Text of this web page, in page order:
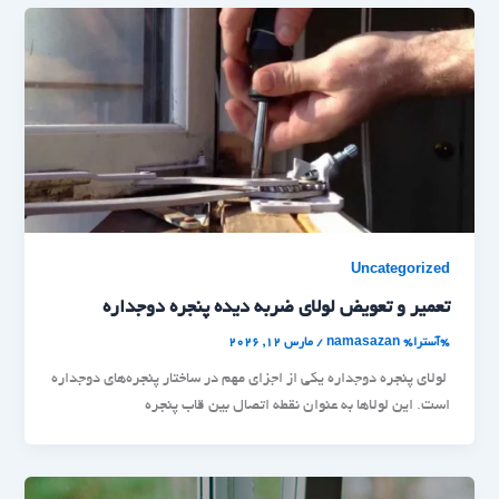
Uncategorized
تعمیر و تعویض لولای ضربه دیده پنجره دوجداره
%آسترا% namasazan
/مارس 12, 2026
لولای پنجره دوجداره یکی از اجزای مهم در ساختار پنجره‌های دوجداره
است. این لولاها به عنوان نقطه اتصال بین قاب پنجره